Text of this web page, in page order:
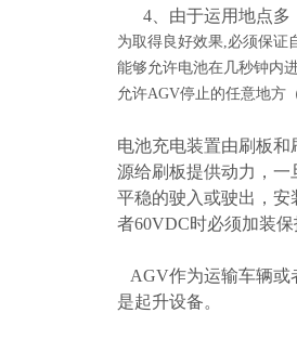
4、由于运用地点多
为取得良好效果,必须保证
能够允许电池在几秒钟内
允许AGV停止的任意地方
电池充电装置由刷板
源给刷板提供动力，
平稳的驶入或驶出，安
者60VDC时必须加装
AGV作为运输车辆或
是起升设备。